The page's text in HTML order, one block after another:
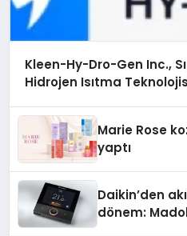
Kleen-Hy-Dro-Gen Inc.,
Hidrojen Isıtma
Marie Rose
yaptı
Daikin’den
dönem: